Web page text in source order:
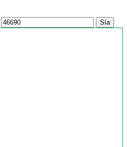
Dýrasta
verð
Sía